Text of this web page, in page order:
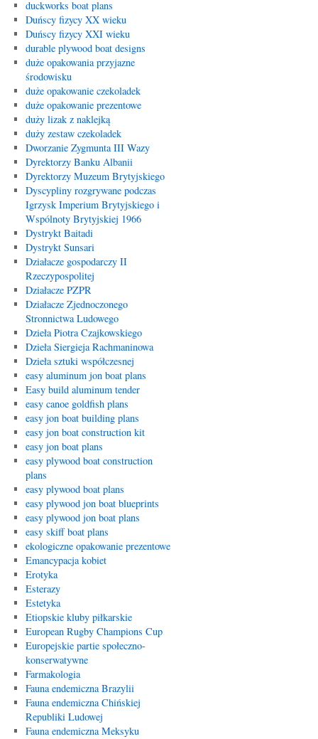
duckworks boat plans
Duńscy fizycy XX wieku
Duńscy fizycy XXI wieku
durable plywood boat designs
duże opakowania przyjazne
środowisku
duże opakowanie czekoladek
duże opakowanie prezentowe
duży lizak z naklejką
duży zestaw czekoladek
Dworzanie Zygmunta III Wazy
Dyrektorzy Banku Albanii
Dyrektorzy Muzeum Brytyjskiego
Dyscypliny rozgrywane podczas
Igrzysk Imperium Brytyjskiego i
Wspólnoty Brytyjskiej 1966
Dystrykt Baitadi
Dystrykt Sunsari
Działacze gospodarczy II
Rzeczypospolitej
Działacze PZPR
Działacze Zjednoczonego
Stronnictwa Ludowego
Dzieła Piotra Czajkowskiego
Dzieła Siergieja Rachmaninowa
Dzieła sztuki współczesnej
easy aluminum jon boat plans
Easy build aluminum tender
easy canoe goldfish plans
easy jon boat building plans
easy jon boat construction kit
easy jon boat plans
easy plywood boat construction
plans
easy plywood boat plans
easy plywood jon boat blueprints
easy plywood jon boat plans
easy skiff boat plans
ekologiczne opakowanie prezentowe
Emancypacja kobiet
Erotyka
Esterazy
Estetyka
Etiopskie kluby piłkarskie
European Rugby Champions Cup
Europejskie partie społeczno-
konserwatywne
Farmakologia
Fauna endemiczna Brazylii
Fauna endemiczna Chińskiej
Republiki Ludowej
Fauna endemiczna Meksyku